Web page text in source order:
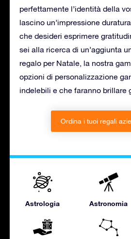
perfettamente l’identità della
lascino un’impressione
che desideri esprimere
sei alla ricerca di un’aggiunta
regalo per Natale, la nostra
opzioni di personalizzazione
indelebili e che faranno brillare
Ordina i tuoi regali
Astrologia Astronomia